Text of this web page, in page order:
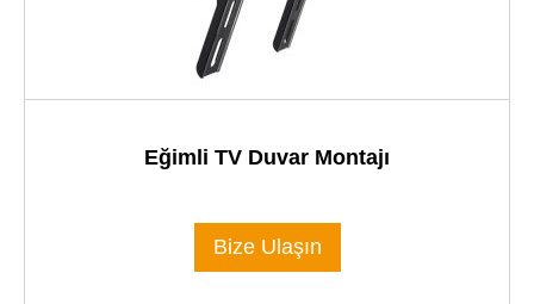
Eğimli TV Duvar Montajı
Bize Ulaşın